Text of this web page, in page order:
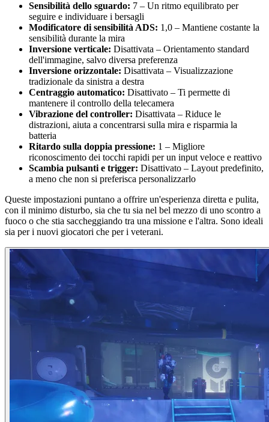
Sensibilità dello sguardo: 7 – Un ritmo equilibrato per
seguire e individuare i bersagli
Modificatore di sensibilità ADS: 1,0 – Mantiene costante la
sensibilità durante la mira
Inversione verticale: Disattivata – Orientamento standard
dell'immagine, salvo diversa preferenza
Inversione orizzontale: Disattivata – Visualizzazione
tradizionale da sinistra a destra
Centraggio automatico: Disattivato – Ti permette di
mantenere il controllo della telecamera
Vibrazione del controller: Disattivata – Riduce le
distrazioni, aiuta a concentrarsi sulla mira e risparmia la
batteria
Ritardo sulla doppia pressione: 1 – Migliore
riconoscimento dei tocchi rapidi per un input veloce e reattivo
Scambia pulsanti e trigger: Disattivato – Layout predefinito,
a meno che non si preferisca personalizzarlo
Queste impostazioni puntano a offrire un'esperienza diretta e pulita,
con il minimo disturbo, sia che tu sia nel bel mezzo di uno scontro a
fuoco o che stia saccheggiando tra una missione e l'altra. Sono ideali
sia per i nuovi giocatori che per i veterani.